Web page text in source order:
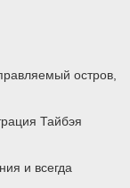
остров,
Тайбэя
и всегда